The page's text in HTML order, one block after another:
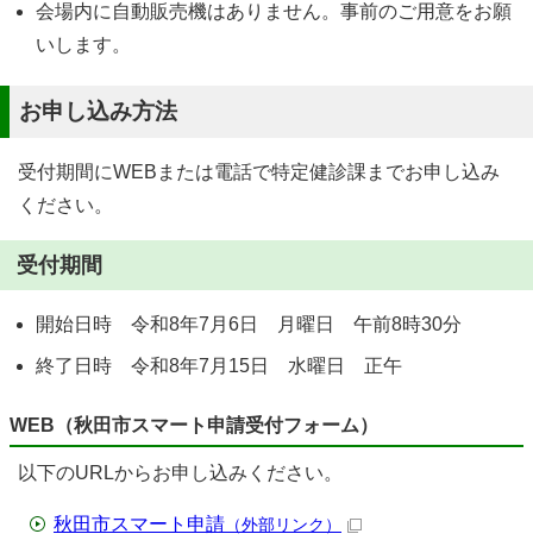
会場内に自動販売機はありません。事前のご用意をお願
いします。
お申し込み方法
受付期間にWEBまたは電話で特定健診課までお申し込み
ください。
受付期間
開始日時 令和8年7月6日 月曜日 午前8時30分
終了日時 令和8年7月15日 水曜日 正午
WEB（秋田市スマート申請受付フォーム）
以下のURLからお申し込みください。
秋田市スマート申請 （外部リンク）